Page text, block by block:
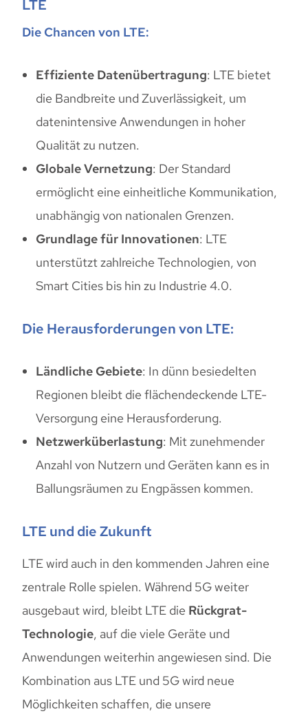
LTE
Die Chancen von LTE:
Effiziente Datenübertragung: LTE bietet
die Bandbreite und Zuverlässigkeit, um
datenintensive Anwendungen in hoher
Qualität zu nutzen.
Globale Vernetzung: Der Standard
ermöglicht eine einheitliche Kommunikation,
unabhängig von nationalen Grenzen.
Grundlage für Innovationen: LTE
unterstützt zahlreiche Technologien, von
Smart Cities bis hin zu Industrie 4.0.
Die Herausforderungen von LTE:
Ländliche Gebiete: In dünn besiedelten
Regionen bleibt die flächendeckende LTE-
Versorgung eine Herausforderung.
Netzwerküberlastung: Mit zunehmender
Anzahl von Nutzern und Geräten kann es in
Ballungsräumen zu Engpässen kommen.
LTE und die Zukunft
LTE wird auch in den kommenden Jahren eine
zentrale Rolle spielen. Während 5G weiter
ausgebaut wird, bleibt LTE die Rückgrat-
Technologie, auf die viele Geräte und
Anwendungen weiterhin angewiesen sind. Die
Kombination aus LTE und 5G wird neue
Möglichkeiten schaffen, die unsere